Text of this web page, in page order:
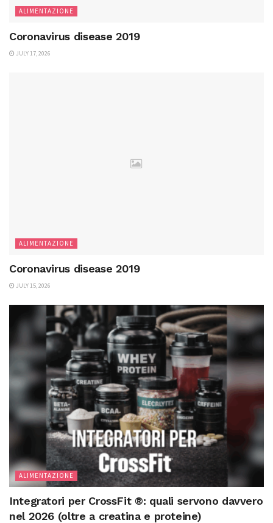
ALIMENTAZIONE
Coronavirus disease 2019
JULY 17, 2026
ALIMENTAZIONE
Coronavirus disease 2019
JULY 15, 2026
ALIMENTAZIONE
Integratori per CrossFit ®: quali servono davvero
nel 2026 (oltre a creatina e proteine)